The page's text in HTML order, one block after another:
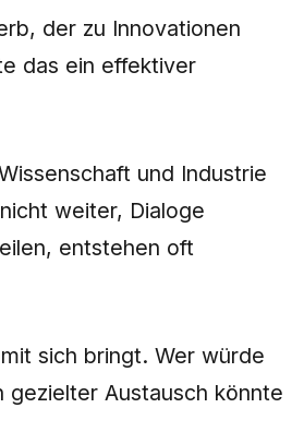
der zu Innovationen
das ein effektiver
und Industrie
weiter, Dialoge
entstehen oft
sich bringt. Wer würde
Austausch könnte